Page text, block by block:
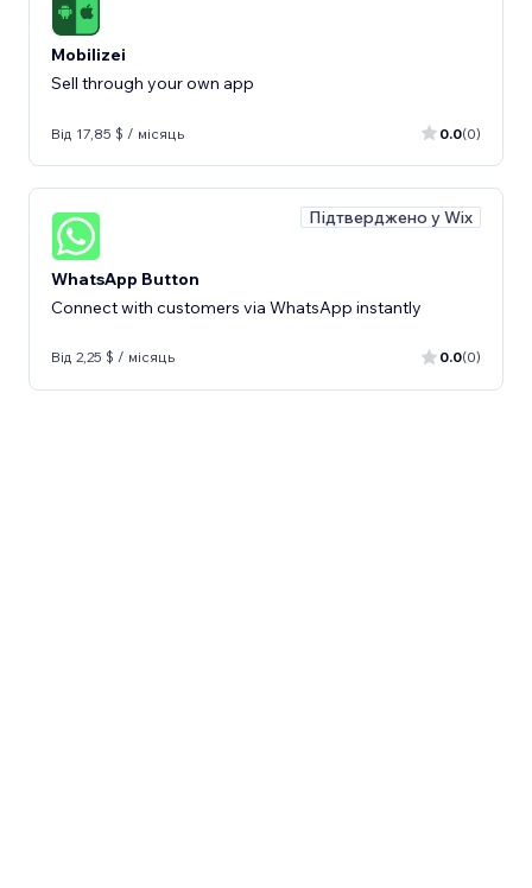
Mobilizei
Sell ​​through your own app
Від 17,85 $ / місяць 0.0(0)
Підтверджено у Wix
WhatsApp Button
Connect with customers via WhatsApp instantly
Від 2,25 $ / місяць 0.0(0)